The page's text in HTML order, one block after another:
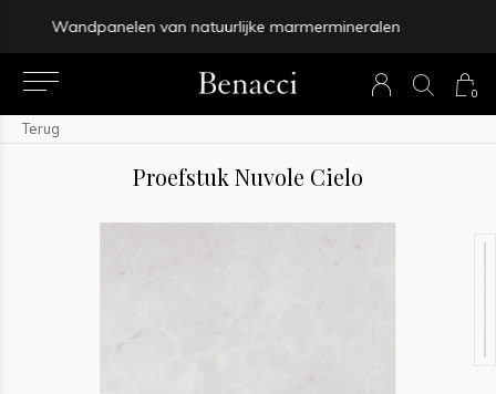
0
Binnen 4-5 werkdagen bezorgd
Terug
Proefstuk Nuvole Cielo